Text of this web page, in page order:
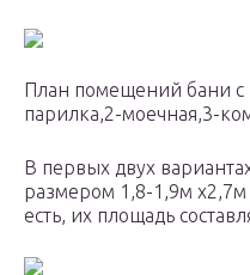
План помещений бани
парилка,2-моечная,3-
В первых двух
размером 1,8-1,9м
есть, их площадь